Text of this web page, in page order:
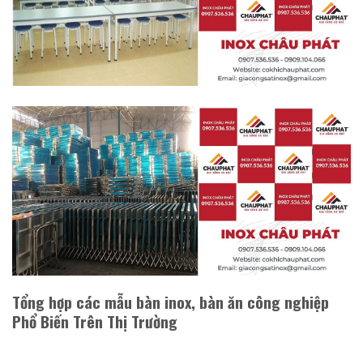
Tổng hợp các mẫu bàn inox, bàn ăn công nghiệp
Phổ Biến Trên Thị Trường